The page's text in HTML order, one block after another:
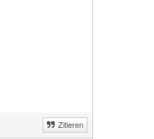
Zitieren